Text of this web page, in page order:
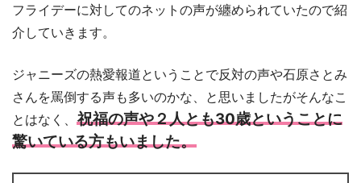
フライデーに対してのネットの声が纏められていたので紹
介していきます。
ジャニーズの熱愛報道ということで反対の声や石原さとみ
さんを罵倒する声も多いのかな、と思いましたがそんなこ
とはなく、 祝福の声や２人とも30歳ということに
驚いている方もいました。